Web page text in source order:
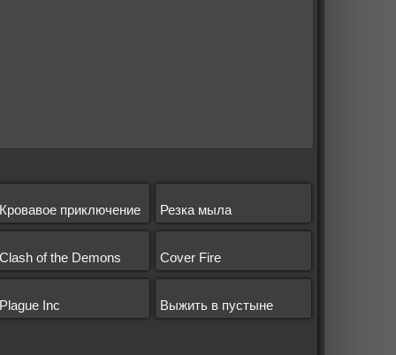
Кровавое приключение Резка мыла
Clash of the Demons Cover Fire
Plague Inc Выжить в пустыне